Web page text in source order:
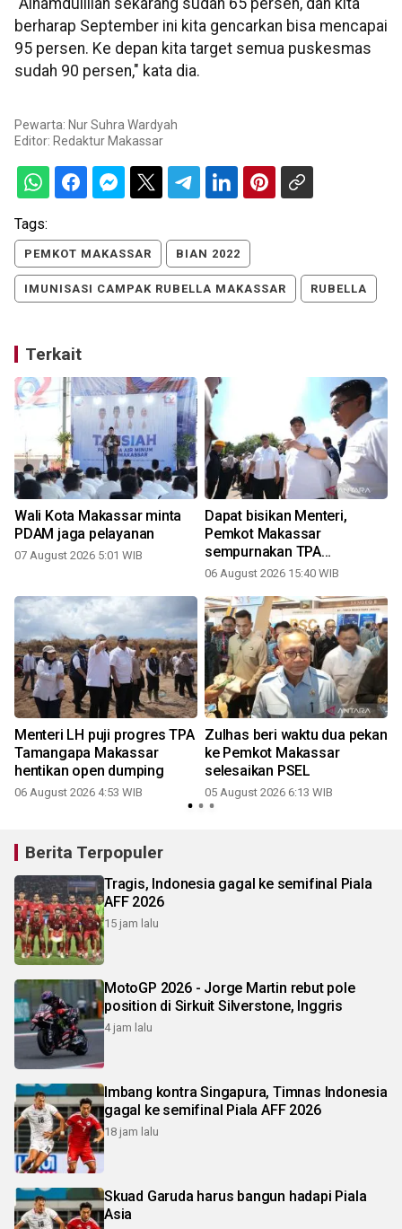
berharap September ini kita gencarkan bisa mencapai
95 persen. Ke depan kita target semua puskesmas
sudah 90 persen," kata dia.
Pewarta: Nur Suhra Wardyah
Editor: Redaktur Makassar
Tags:
PEMKOT MAKASSAR BIAN 2022
IMUNISASI CAMPAK RUBELLA MAKASSAR RUBELLA
Terkait
Wali Kota Makassar minta
PDAM jaga pelayanan
07 August 2026 5:01 WIB
Dapat bisikan Menteri,
Pemkot Makassar
sempurnakan TPA
Tamangapa
06 August 2026 15:40 WIB
Menteri LH puji progres TPA
Tamangapa Makassar
hentikan open dumping
06 August 2026 4:53 WIB
Zulhas beri waktu dua pekan
ke Pemkot Makassar
selesaikan PSEL
05 August 2026 6:13 WIB
Berita Terpopuler
Tragis, Indonesia gagal ke semifinal Piala
AFF 2026
15 jam lalu
MotoGP 2026 - Jorge Martin rebut pole
position di Sirkuit Silverstone, Inggris
4 jam lalu
Imbang kontra Singapura, Timnas Indonesia
gagal ke semifinal Piala AFF 2026
18 jam lalu
Skuad Garuda harus bangun hadapi Piala
Asia